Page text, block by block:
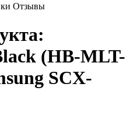
Отзывы
(HB-MLT-
SCX-